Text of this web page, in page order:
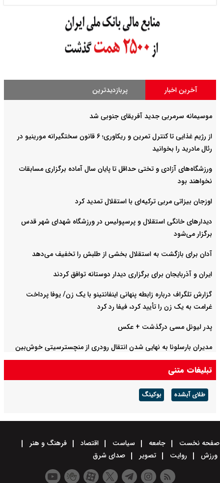
آخرین اخبار پربازدیدترین
موسیمانه سرمربی جدید آفریقای جنوبی شد
از رژیم غذایی تا کنترل تمرین و ریکاوری؛ ۶ قانون سختگیرانه مورینیو در
رئال مادرید را بخوانید
ورزشگاه‌های آزادی و تختی حداقل تا پایان سال آماده برگزاری مسابقات
نخواهند بود
اوزجان بیزاتی مربی ترکیه‌ای با استقلال تمدید کرد
دیدارهای خانگی استقلال و پرسپولیس در ورزشگاه شهدای شهر قدس
برگزار می‌شود
آدان برای بازگشت به استقلال بخشی از طلبش را تخفیف می‌دهد
ایران و آذربایجان برای برگزاری دیدار دوستانه توافق کردند
گزارش تلگراف درباره زابطه پنهانی اینفانتینو با یک زن/ یوفا پرداخت
غرامت به یک زن را تأیید کرد، فیفا رد کرد
پدر لیونل مسی درگذشت + عکس
مدیران بارسلونا به نهایی شدن انتقال رودری از منچسترسیتی خوش‌بین
هستند
تبلیغات متنی
طلای آبشده بوکینگ
صفحه نخست جامعه سیاست اقتصاد
فرهنگ و هنر
ورزش
روایت تصویر صدای شرق